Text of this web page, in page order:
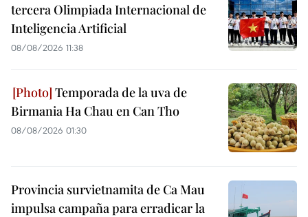
tercera Olimpiada Internacional de
Inteligencia Artificial
08/08/2026 11:38
Temporada de la uva de
Birmania Ha Chau en Can Tho
08/08/2026 01:30
Provincia survietnamita de Ca Mau
impulsa campaña para erradicar la